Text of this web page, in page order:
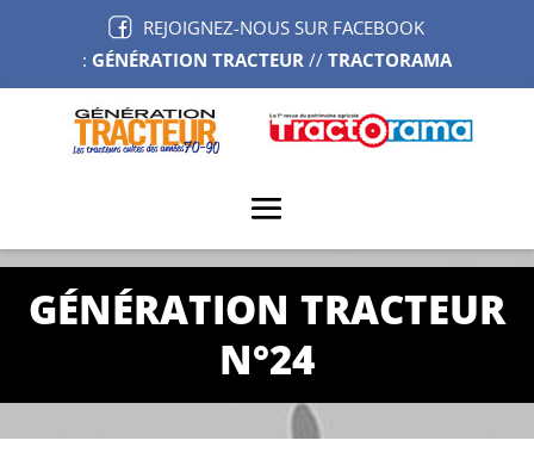
REJOIGNEZ-NOUS SUR FACEBOOK
: GÉNÉRATION TRACTEUR// TRACTORAMA
GÉNÉRATION TRACTEUR
N°24